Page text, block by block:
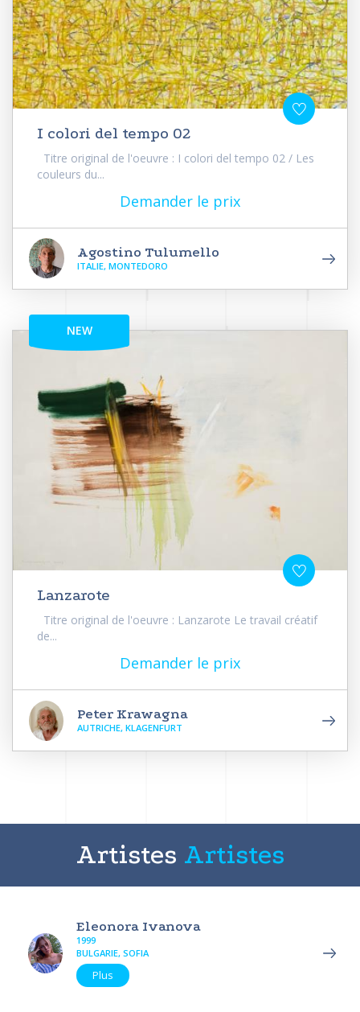
I colori del tempo 02
Titre original de l'oeuvre : I colori del tempo 02 / Les
couleurs du...
Demander le prix
Agostino Tulumello
ITALIE, MONTEDORO
NEW
Lanzarote
Titre original de l'oeuvre : Lanzarote Le travail créatif
de...
Demander le prix
Peter Krawagna
AUTRICHE, KLAGENFURT
Artistes Artistes
Eleonora Ivanova
1999
BULGARIE, SOFIA
Plus